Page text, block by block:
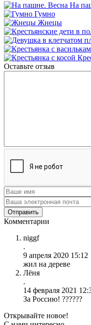
На
Гумно
Жнецы
Оставьте отзыв
Комментарии
niggf
.
9 апреля 2020 15:12
жил на дереве
Лёня
.
14 февраля 2021
За Россию! ??????
Открывайте новое!